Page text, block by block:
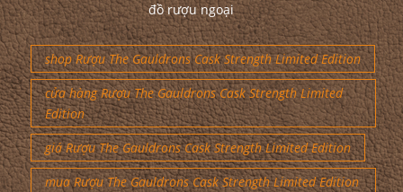
đồ rượu ngoại
shop Rượu The Gauldrons Cask Strength Limited Edition
cửa hàng Rượu The Gauldrons Cask Strength Limited
Edition
giá Rượu The Gauldrons Cask Strength Limited Edition
mua Rượu The Gauldrons Cask Strength Limited Edition